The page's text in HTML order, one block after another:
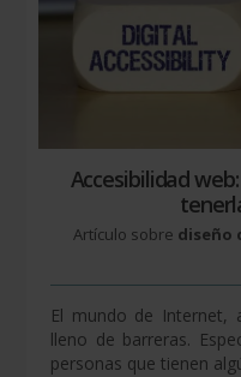
Accesibilidad
Artículo sobre diseño
El mundo de Internet,
lleno de barreras.
personas que tienen